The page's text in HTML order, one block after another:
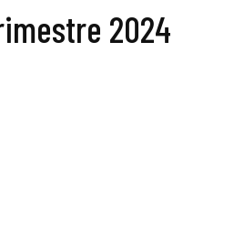
2024